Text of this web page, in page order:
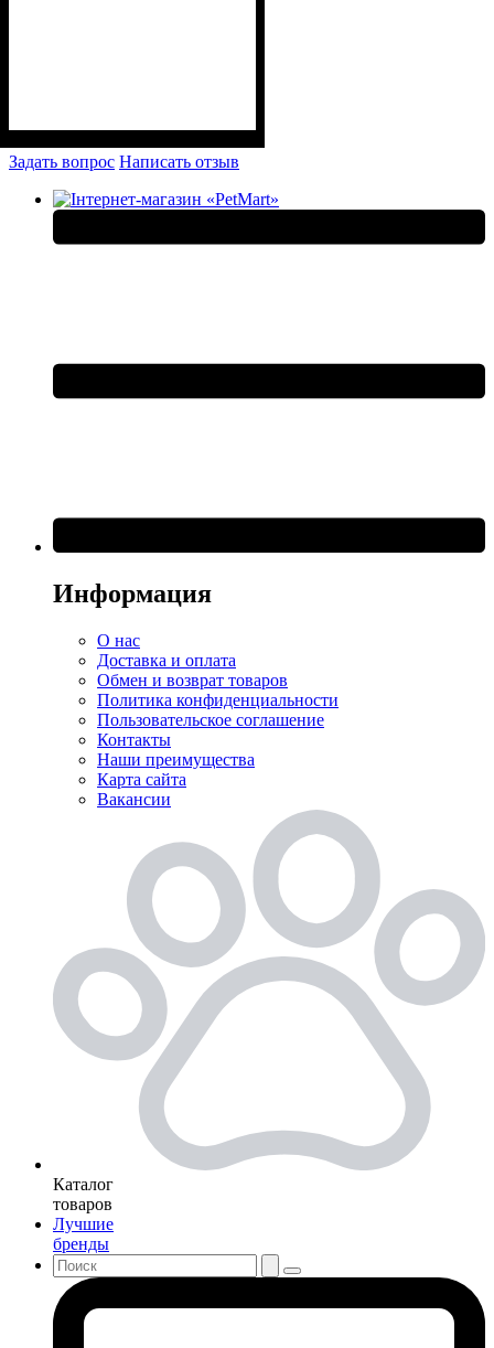
Задать вопрос Написать отзыв
Информация
О нас
Доставка и оплата
Обмен и возврат товаров
Политика конфиденциальности
Пользовательское соглашение
Контакты
Наши преимущества
Карта сайта
Вакансии
Каталог
товаров
Лучшие
бренды